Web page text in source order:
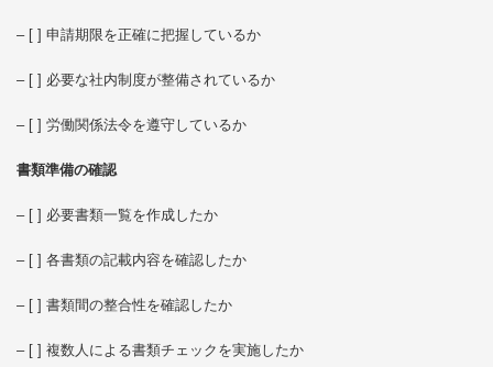
– [ ] 申請期限を正確に把握しているか
– [ ] 必要な社内制度が整備されているか
– [ ] 労働関係法令を遵守しているか
書類準備の確認
– [ ] 必要書類一覧を作成したか
– [ ] 各書類の記載内容を確認したか
– [ ] 書類間の整合性を確認したか
– [ ] 複数人による書類チェックを実施したか